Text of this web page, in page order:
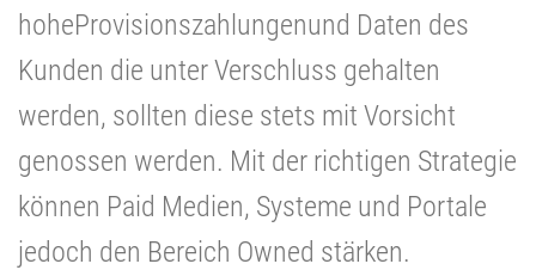
hoheProvisionszahlungenund Daten des
Kunden die unter Verschluss gehalten
werden, sollten diese stets mit Vorsicht
genossen werden. Mit der richtigen Strategie
können Paid Medien, Systeme und Portale
jedoch den Bereich Owned stärken.